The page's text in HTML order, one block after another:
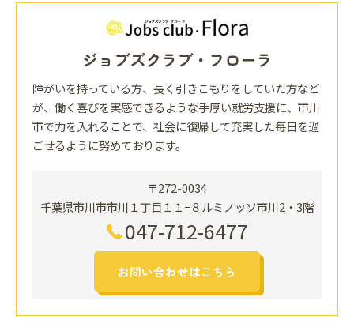
ジョブズクラブ・フローラ
障がいを持っている方、長く引きこもりをしていた方など
が、働く喜びを実感できるような手厚い就労支援に、市川
市で力を入れることで、社会に復帰して充実した毎日を過
ごせるように努めております。
〒272-0034
千葉県市川市市川１丁目１１−８ルミノッソ市川2・3階
047-712-6477
お問い合わせはこちら